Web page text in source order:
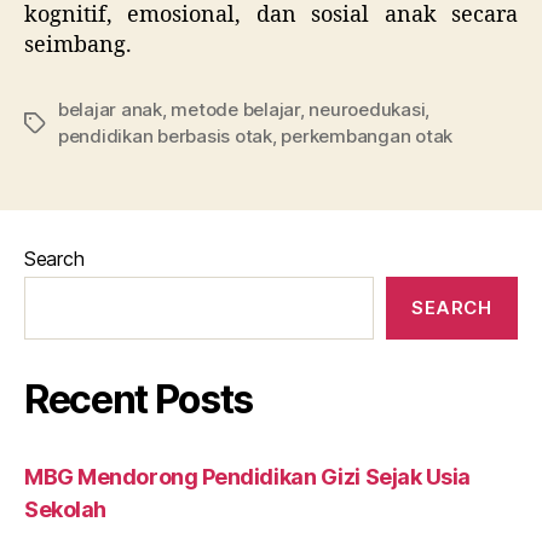
kognitif, emosional, dan sosial anak secara
seimbang.
Tags
belajar anak, metode belajar, neuroedukasi,
pendidikan berbasis otak, perkembangan otak
Search
SEARCH
Recent Posts
MBG Mendorong Pendidikan Gizi Sejak Usia
Sekolah